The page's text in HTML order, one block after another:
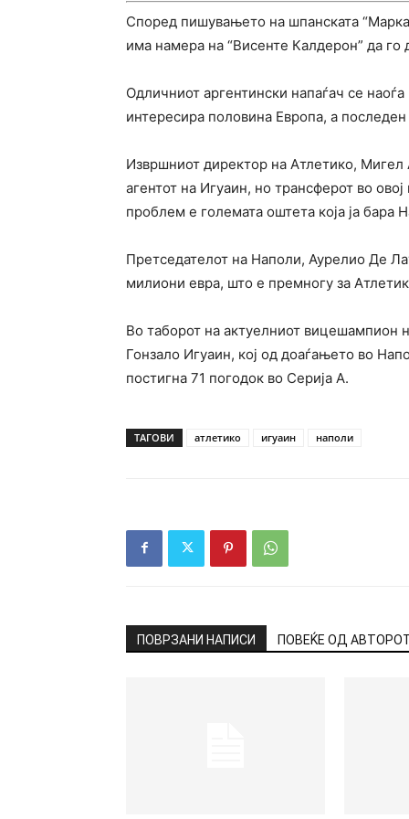
Според пишувањето на шпанската
има намера на “Висенте Калдерон” да го
Одличниот аргентински напаѓач се
интересира половина Европа, а
Извршниот директор на Атлетико,
агентот на Игуаин, но трансферот во
проблем е големата оштета која ја бара
Претседателот на Наполи, Аурелио Де
милиони евра, што е премногу за
Во таборот на актуелниот вицешампион
Гонзало Игуаин, кој од доаѓањето во
постигна 71 погодок во Серија А.
ТАГОВИ атлетико игуаин наполи
ПОВРЗАНИ НАПИСИ ПОВЕЌЕ ОД